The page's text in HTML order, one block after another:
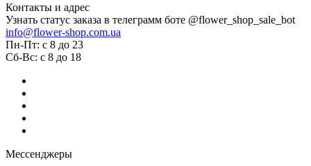
Контакты и адрес
Узнать статус заказа в телеграмм боте @flower_shop_sale_bot
info@flower-shop.com.ua
Пн-Пт: с 8 до 23
Сб-Вс: с 8 до 18
Мессенджеры